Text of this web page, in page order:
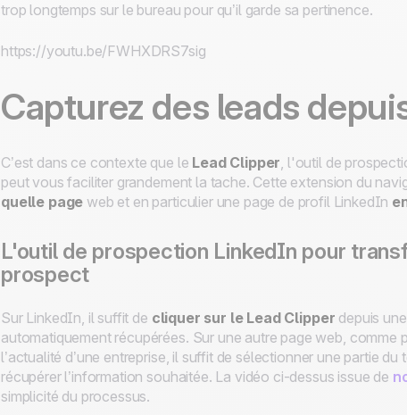
trop longtemps sur le bureau pour qu’il garde sa pertinence.
https://youtu.be/FWHXDRS7sig
Capturez des leads
C’est dans ce contexte que le Lead Clipper, l'outil de
peut vous faciliter grandement la tache. Cette extension du
quelle page web et en particulier une page de profil LinkedIn
L'outil de prospection LinkedIn pour
prospect
Sur LinkedIn, il suffit de cliquer sur le Lead Clipper depuis
automatiquement récupérées. Sur une autre page web, comme
l’actualité d’une entreprise, il suffit de sélectionner une partie
récupérer l’information souhaitée. La vidéo ci-dessus issue de
simplicité du processus.